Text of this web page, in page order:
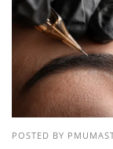
POSTED BY